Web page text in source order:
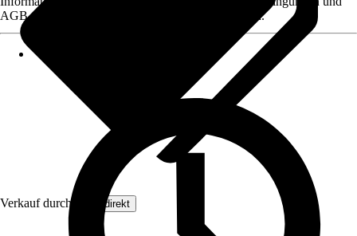
Verkauf durch: Floordirekt
AGB, finden Sie bei Klick auf den Verkäufernamen.